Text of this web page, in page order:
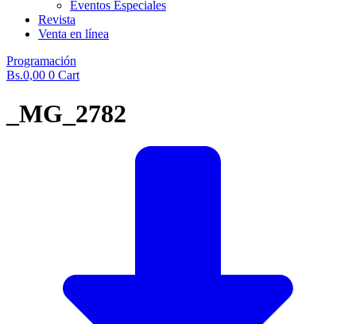
Eventos Especiales
Revista
Venta en línea
Programación
Bs.0,00 0 Cart
_MG_2782